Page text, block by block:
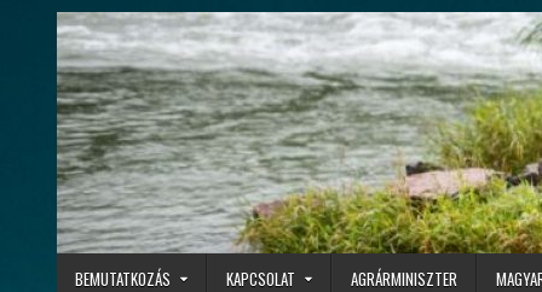
Skip to content
BEMUTATKOZÁS KAPCSOLAT AGRÁRMINISZTER